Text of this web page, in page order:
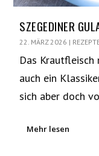
SZEGEDINER
22. MÄRZ 2026 |
Das
auch ein
sich aber doch
Mehr lesen